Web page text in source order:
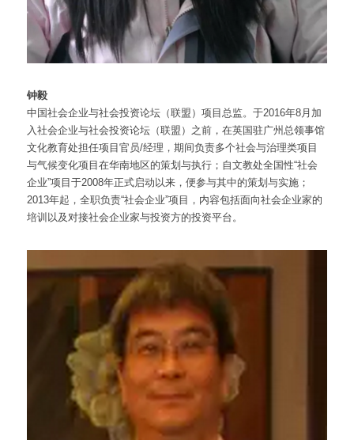
钟毅
中国社会企业与社会投资论坛（联盟）项目总监。于2016年8月加
入社会企业与社会投资论坛（联盟）之前，在英国驻广州总领事馆
文化教育处担任项目官员/经理，期间负责多个社会与治理类项目
与气候变化项目在华南地区的策划与执行；自文教处全国性“社会
企业”项目于2008年正式启动以来，便参与其中的策划与实施；
2013年起，全职负责“社会企业”项目，内容包括面向社会企业家的
培训以及对接社会企业家与投资方的投资平台。